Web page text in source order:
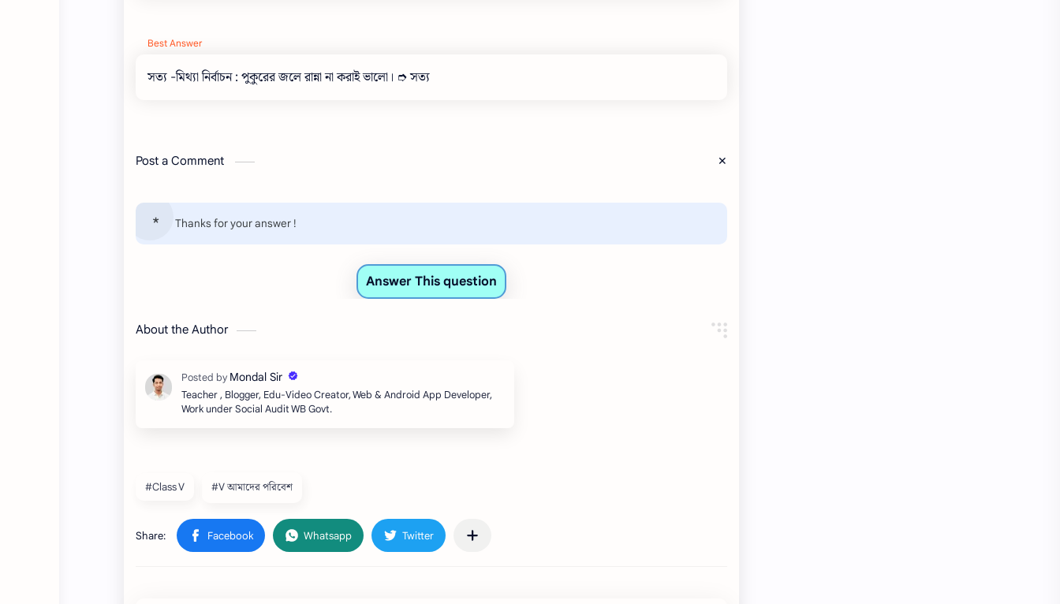
Best Answer
সত্য -মিথ্যা নির্বাচন : পুকুরের জলে রান্না না করাই ভালো। ➮ সত্য
Post a Comment
Thanks for your answer !
About the Author
Teacher , Blogger, Edu-Video Creator, Web & Android App Developer,
Work under Social Audit WB Govt.
#Class V #V আমাদের পরিবেশ